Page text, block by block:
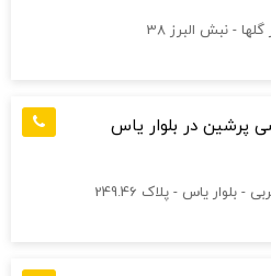
- نبش البرز 38
پرشین در بلوار یاس
- بلوار یاس - پلاک 249.46